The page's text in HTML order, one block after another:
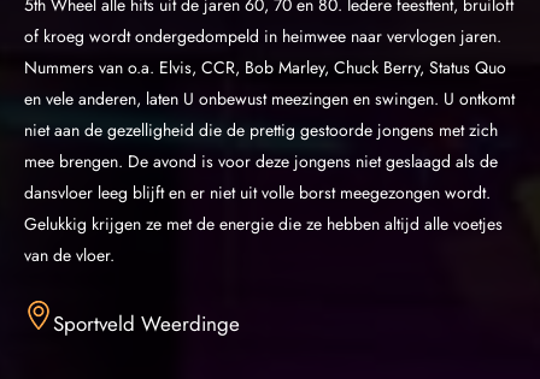
5th Wheel alle hits uit de jaren 60, 70 en 80. Iedere feesttent, bruiloft
of kroeg wordt ondergedompeld in heimwee naar vervlogen jaren.
Nummers van o.a. Elvis, CCR, Bob Marley, Chuck Berry, Status Quo
en vele anderen, laten U onbewust meezingen en swingen. U ontkomt
niet aan de gezelligheid die de prettig gestoorde jongens met zich
mee brengen. De avond is voor deze jongens niet geslaagd als de
dansvloer leeg blijft en er niet uit volle borst meegezongen wordt.
Gelukkig krijgen ze met de energie die ze hebben altijd alle voetjes
van de vloer.
Sportveld Weerdinge